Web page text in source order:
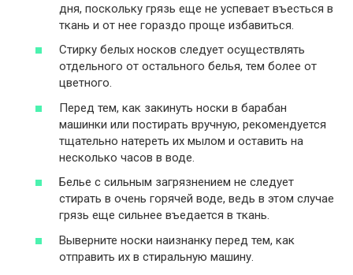
дня, поскольку грязь еще не успевает въесться в
ткань и от нее гораздо проще избавиться.
Стирку белых носков следует осуществлять
отдельного от остального белья, тем более от
цветного.
Перед тем, как закинуть носки в барабан
машинки или постирать вручную, рекомендуется
тщательно натереть их мылом и оставить на
несколько часов в воде.
Белье с сильным загрязнением не следует
стирать в очень горячей воде, ведь в этом случае
грязь еще сильнее въедается в ткань.
Выверните носки наизнанку перед тем, как
отправить их в стиральную машину.